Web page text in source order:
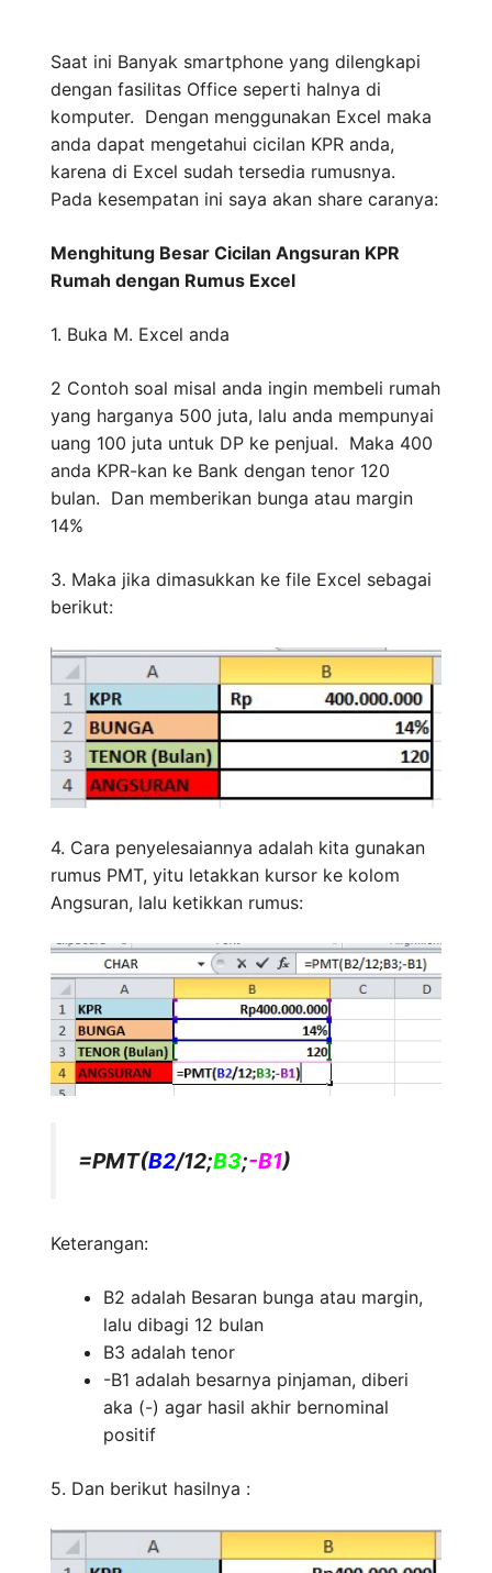
Saat ini Banyak smartphone yang dilengkapi
dengan fasilitas Office seperti halnya di
komputer. Dengan menggunakan Excel maka
anda dapat mengetahui cicilan KPR anda,
karena di Excel sudah tersedia rumusnya.
Pada kesempatan ini saya akan share caranya:
Menghitung Besar Cicilan Angsuran KPR
Rumah dengan Rumus Excel
1. Buka M. Excel anda
2 Contoh soal misal anda ingin membeli rumah
yang harganya 500 juta, lalu anda mempunyai
uang 100 juta untuk DP ke penjual. Maka 400
anda KPR-kan ke Bank dengan tenor 120
bulan. Dan memberikan bunga atau margin
14%
3. Maka jika dimasukkan ke file Excel sebagai
berikut:
4. Cara penyelesaiannya adalah kita gunakan
rumus PMT, yitu letakkan kursor ke kolom
Angsuran, lalu ketikkan rumus:
=PMT(B2/12;B3;-B1)
Keterangan:
B2 adalah Besaran bunga atau margin,
lalu dibagi 12 bulan
B3 adalah tenor
-B1 adalah besarnya pinjaman, diberi
aka (-) agar hasil akhir bernominal
positif
5. Dan berikut hasilnya :